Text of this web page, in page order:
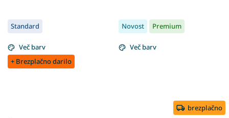
Standard
Več barv
+ Brezplačno darilo
Novost Premium
Več barv
brezplačno